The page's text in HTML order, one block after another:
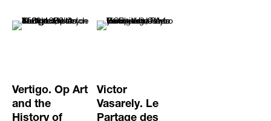
Vertigo. Op Art
and the
History of
Victor
Vasarely. Le
Partage des